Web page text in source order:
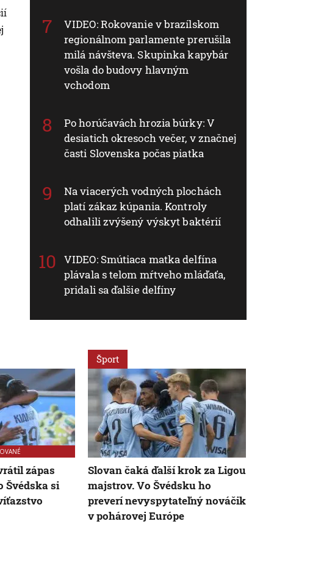
VIDEO: Rokovanie v brazílskom
regionálnom parlamente prerušila
milá návšteva. Skupinka kapybár
vošla do budovy hlavným
vchodom
Po horúčavách hrozia búrky: V
desiatich okresoch večer, v značnej
časti Slovenska počas piatka
Na viacerých vodných plochách
platí zákaz kúpania. Kontroly
odhalili zvýšený výskyt baktérií
VIDEO: Smútiaca matka delfína
plávala s telom mŕtveho mláďaťa,
pridali sa ďalšie delfíny
zápas
Švédska si
Šport
Slovan čaká ďalší krok za Ligou
majstrov. Vo Švédsku ho
preverí nevyspytateľný nováčik
v pohárovej Európe